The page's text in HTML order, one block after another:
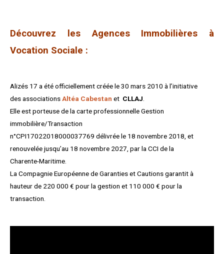
Découvrez les Agences Immobilières à
Vocation Sociale :
Alizés 17 a été officiellement créée le 30 mars 2010 à l’initiative
des associationsAltéa Cabestan et CLLAJ
Elle est porteuse de la carte professionnelle Gestion
immobilière/Transaction
n°CPI17022018000037769 délivrée le 18 novembre 2018, et
renouvelée jusqu’au 18 novembre 2027, par la CCI de la
Charente-Maritime.
La Compagnie Européenne de Garanties et Cautions garantit à
hauteur de 220 000 € pour la gestion et 110 000 € pour la
transaction.